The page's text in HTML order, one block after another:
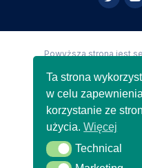
Powyższa strona jest
Copyright IMGW-PIB
Ta strona
w celu
korzystanie ze
użycia.Więcej
Technical
Technical